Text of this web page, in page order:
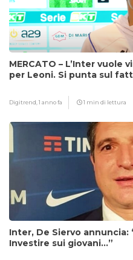
MERCATO – L’Inter vuole
per Leoni. Si punta sul
Digitrend,1 anno fa 1 min di lettura
Inter, De Siervo annuncia:
Investire sui giovani…”